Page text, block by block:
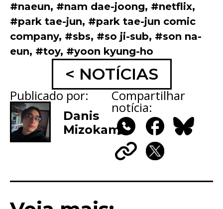
#naeun, #nam dae-joong, #netflix,
#park tae-jun, #park tae-jun comic
company, #sbs, #so ji-sub, #son na-
eun, #toy, #yoon kyung-ho
< NOTÍCIAS
Publicado por:
Danis
Mizokami
Compartilhar
notícia:
WhatsAppFacebook